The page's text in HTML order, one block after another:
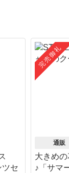
ツセ
完売御礼
通販
大きめ
♪「サマ